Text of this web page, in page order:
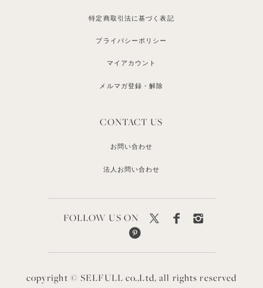
特定商取引法に基づく表記
プライバシーポリシー
マイアカウント
メルマガ登録・解除
CONTACT US
お問い合わせ
法人お問い合わせ
FOLLOW US ON
copyright © SELFULL co.,Ltd, all rights reserved